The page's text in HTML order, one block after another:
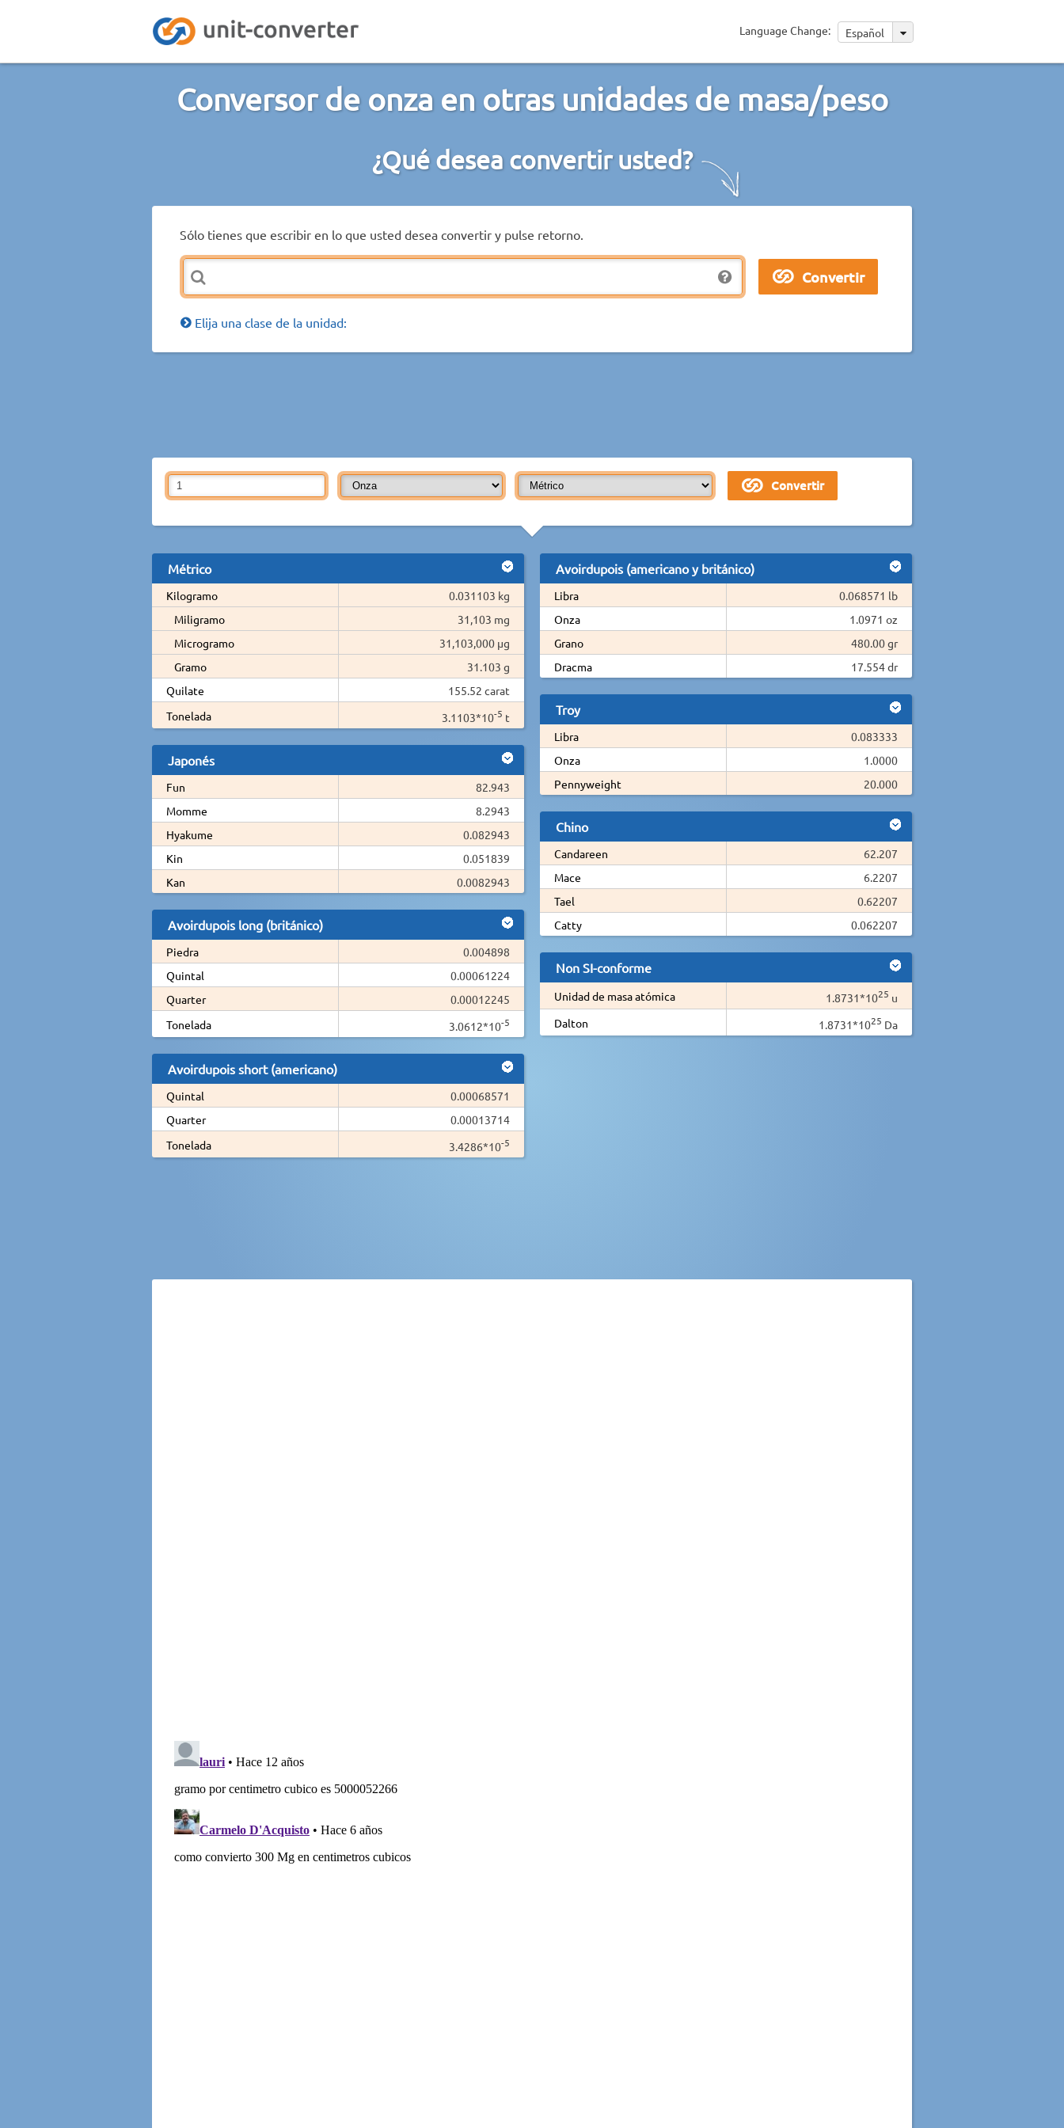
Language Change: Español
Conversor de onza en otras unidades de masa/peso
¿Qué desea convertir usted?
Sólo tienes que escribir en lo que usted desea convertir y pulse retorno.
Elija una clase de la unidad:
Métrico
Kilogramo
0.031103 kg
Miligramo
31,103 mg
Microgramo
31,103,000 µg
Gramo
31.103 g
Quilate
155.52 carat
Tonelada
3.1103*10-5 t
Japonés
Fun
82.943
Momme
8.2943
Hyakume
0.082943
Kin
0.051839
Kan
0.0082943
Avoirdupois long (británico)
Piedra
0.004898
Quintal
0.00061224
Quarter
0.00012245
Tonelada
3.0612*10-5
Avoirdupois short (americano)
Quintal
0.00068571
Quarter
0.00013714
Tonelada
3.4286*10-5
Avoirdupois (americano y británico)
Libra
0.068571 lb
Onza
1.0971 oz
Grano
480.00 gr
Dracma
17.554 dr
Troy
Libra
0.083333
Onza
1.0000
Pennyweight
20.000
Chino
Candareen
62.207
Mace
6.2207
Tael
0.62207
Catty
0.062207
Non SI-conforme
Unidad de masa atómica 1.8731*1025 u
Dalton
1.8731*1025 Da